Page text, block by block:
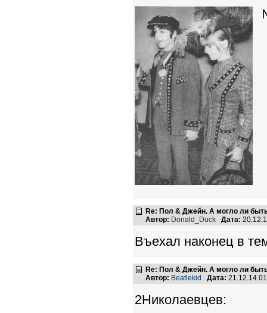
Re: Пол & Джейн. А могло ли
Автор: Donald_Duck Дата:
Въехал наконец в
Re: Пол & Джейн. А могло ли
Автор: Beatlekid Дата: 21.12.14
2Николаевцев: